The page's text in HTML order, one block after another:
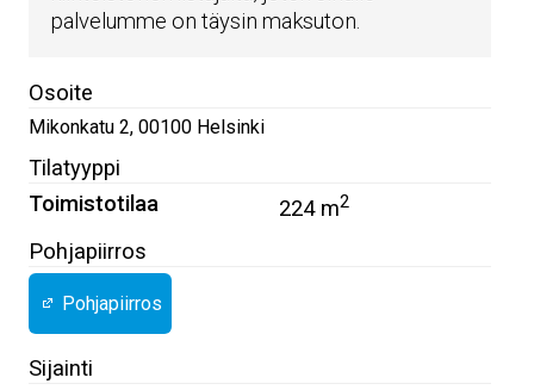
palvelumme on täysin maksuton.
Osoite
Mikonkatu 2, 00100 Helsinki
Tilatyyppi
Toimistotilaa
224 m2
Pohjapiirros
Pohjapiirros
Sijainti